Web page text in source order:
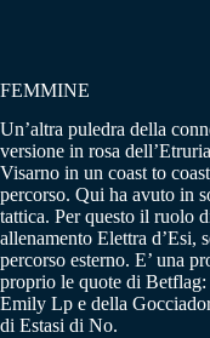
FEMMINE
Un’altra puledra della
versione in rosa
Visarno in un coast to
percorso. Qui ha avuto in
tattica. Per questo il ruolo
allenamento Elettra d’Esi,
percorso esterno. E’ una
proprio le quote di
Emily Lp e della
di Estasi di No.